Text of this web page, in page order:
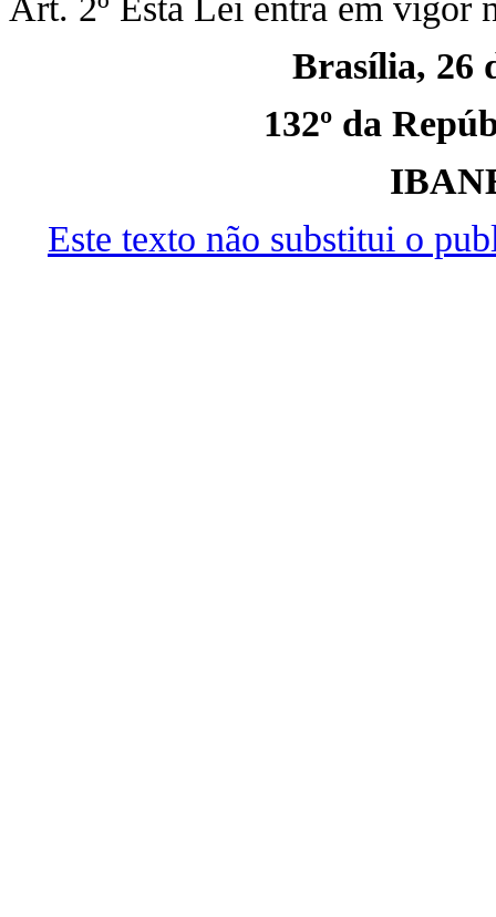
Art. 2º Esta Lei entra em vigor
Brasília, 26
132º da
Este texto não substitui o